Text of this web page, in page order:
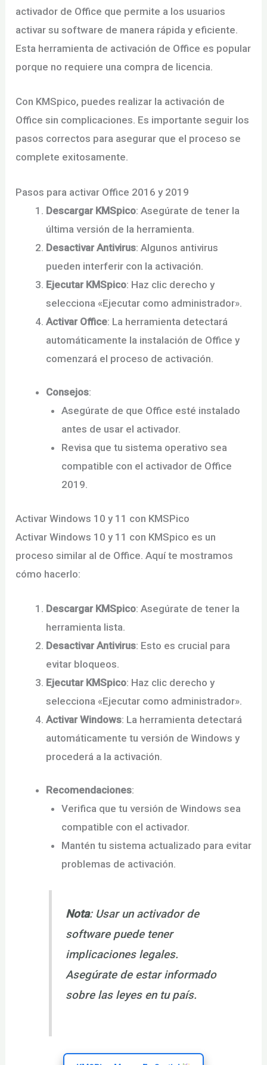
activador de Office que permite a los usuarios
activar su software de manera rápida y eficiente.
Esta herramienta de activación de Office es popular
porque no requiere una compra de licencia.
Con KMSpico, puedes realizar la activación de
Office sin complicaciones. Es importante seguir los
pasos correctos para asegurar que el proceso se
complete exitosamente.
Pasos para activar Office 2016 y 2019
Descargar KMSpico: Asegúrate de tener la
última versión de la herramienta.
Desactivar Antivirus: Algunos antivirus
pueden interferir con la activación.
Ejecutar KMSpico: Haz clic derecho y
selecciona «Ejecutar como administrador».
Activar Office: La herramienta detectará
automáticamente la instalación de Office y
comenzará el proceso de activación.
Consejos:
Asegúrate de que Office esté instalado
antes de usar el activador.
Revisa que tu sistema operativo sea
compatible con el activador de Office
2019.
Activar Windows 10 y 11 con KMSPico
Activar Windows 10 y 11 con KMSpico es un
proceso similar al de Office. Aquí te mostramos
cómo hacerlo:
Descargar KMSpico: Asegúrate de tener la
herramienta lista.
Desactivar Antivirus: Esto es crucial para
evitar bloqueos.
Ejecutar KMSpico: Haz clic derecho y
selecciona «Ejecutar como administrador».
Activar Windows: La herramienta detectará
automáticamente tu versión de Windows y
procederá a la activación.
Recomendaciones:
Verifica que tu versión de Windows sea
compatible con el activador.
Mantén tu sistema actualizado para evitar
problemas de activación.
Nota: Usar un activador de
software puede tener
implicaciones legales.
Asegúrate de estar informado
sobre las leyes en tu país.